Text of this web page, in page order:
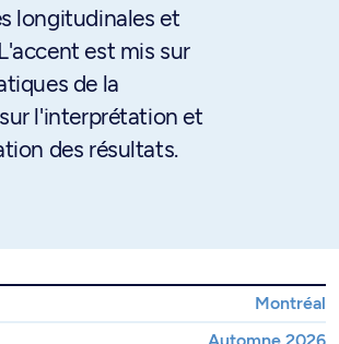
longitudinales et
est mis sur
de la
l'interprétation et
des résultats.
Montréal